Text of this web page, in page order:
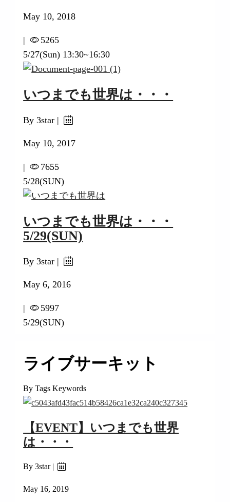
May 10, 2018
|
5265
5/27(Sun) 13:30~16:30
いつまでも世界は・・・
By 3star |
May 10, 2017
|
7655
5/28(SUN)
いつまでも世界は・・・
5/29(SUN)
By 3star |
May 6, 2016
|
5997
5/29(SUN)
ライブサーキット
By Tags Keywords
【EVENT】いつまでも世界
は・・・
By 3star |
May 16, 2019